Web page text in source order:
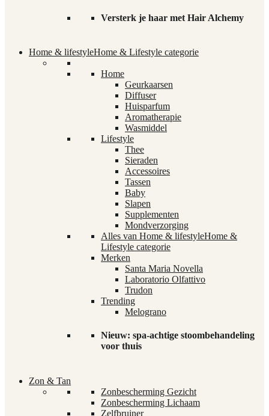
Versterk je haar met Hair Alchemy
Home & lifestyleHome & Lifestyle categorie
Home
Geurkaarsen
Diffuser
Huisparfum
Aromatherapie
Wasmiddel
Lifestyle
Thee
Sieraden
Accessoires
Tassen
Baby
Slapen
Supplementen
Mondverzorging
Alles van Home & lifestyleHome &
Lifestyle categorie
Merken
Santa Maria Novella
Laboratorio Olfattivo
Trudon
Trending
Melograno
Nieuw: spa-achtige stoombehandeling
voor thuis
Zon & Tan
Zonbescherming Gezicht
Zonbescherming Lichaam
Zelfbruiner